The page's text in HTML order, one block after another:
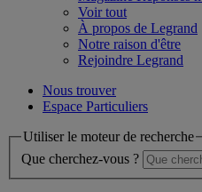
Voir tout
À propos de Legrand
Notre raison d'être
Rejoindre Legrand
Nous trouver
Espace Particuliers
Utiliser le moteur de recherche
Que cherchez-vous ?